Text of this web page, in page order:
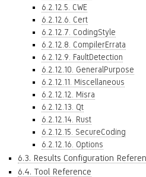
6.2.12.5. CWE
6.2.12.6. Cert
6.2.12.7. CodingStyle
6.2.12.8. CompilerErrata
6.2.12.9. FaultDetection
6.2.12.10. GeneralPurpose
6.2.12.11. Miscellaneous
6.2.12.12. Misra
6.2.12.13. Qt
6.2.12.14. Rust
6.2.12.15. SecureCoding
6.2.12.16. Options
6.3. Results Configuration
6.4. Tool Reference